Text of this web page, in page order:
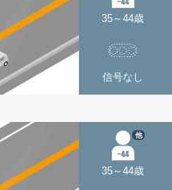
35～44歳
信号なし
35～44歳
他